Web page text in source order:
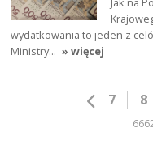
wydatkowania to jeden z
Ministry… » więcej
7 8